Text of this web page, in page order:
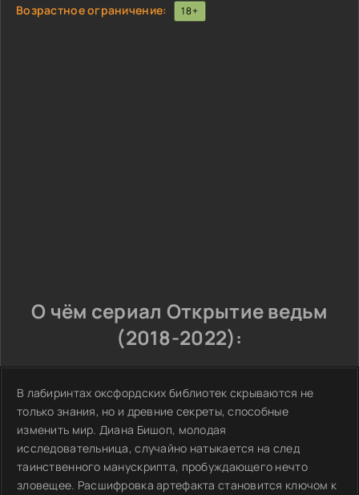
Возрастное ограничение: 18+
О чём сериал Открытие ведьм
(2018-2022):
В лабиринтах оксфордских библиотек скрываются не
только знания, но и древние секреты, способные
изменить мир. Диана Бишоп, молодая
исследовательница, случайно натыкается на след
таинственного манускрипта, пробуждающего нечто
зловещее. Расшифровка артефакта становится ключом к